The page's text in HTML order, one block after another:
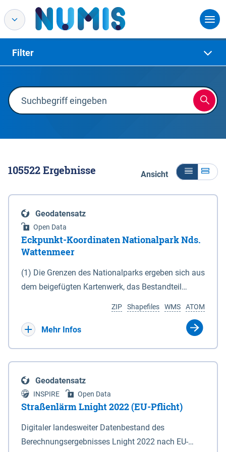
Filter
105522Ergebnisse Ansicht
Geodatensatz
Open Data
Eckpunkt-Koordinaten Nationalpark Nds.
Wattenmeer
(1) Die Grenzen des Nationalparks ergeben sich aus
dem beigefügten Kartenwerk, das Bestandteil
(DTK) im Maßstab 1 : 100 000 (Anlage 2), 2.
verkleinerte Amtliche Karte 1 : 5 000 (AK5) im
projizierte Koordinaten im Europäischen
Terrestrischen Referenzsystem 1989 (ETRS 89) mit
der Universalen Transversalen Mercator-Abbildung
bezogen auf die Zone 32 N (UTM 32N) dargestellt
(Anlage 4); Gleiches gilt für die geografischen
ATOM
WMS
Shapefiles
ZIP
Mehr Infos
Geodatensatz
INSPIRE Open Data
Straßenlärm Lnight 2022 (EU-Pflicht)
Digitaler landesweiter Datenbestand des
Berechnungsergebnisses Lnight 2022 nach EU-